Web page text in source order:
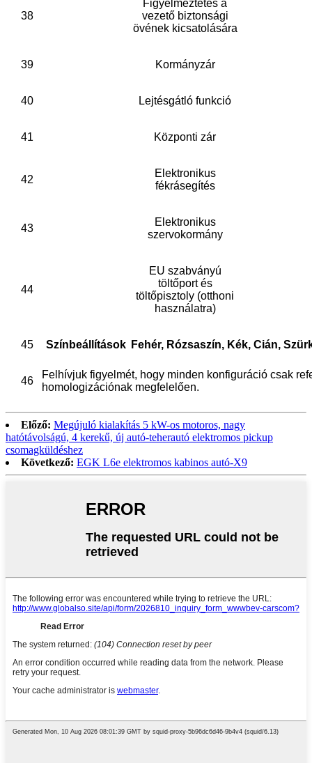
38
Figyelmeztetés a
vezető biztonsági
övének kicsatolására
39 Kormányzár
40 Lejtésgátló funkció
41 Központi zár
42
Elektronikus
fékrásegítés
43
Elektronikus
szervokormány
44
EU szabványú
töltőport és
töltőpisztoly (otthoni
használatra)
45 Színbeállítások Fehér, Rózsaszín, Kék, Cián,
46
Felhívjuk figyelmét, hogy minden konfiguráció csak
homologizációnak megfelelően.
Előző: Megújuló kialakítás 5 kW-os motoros, nagy
hatótávolságú, 4 kerekű, új autó-teherautó elektromos pickup
csomagküldéshez
Következő: EGK L6e elektromos kabinos autó-X9